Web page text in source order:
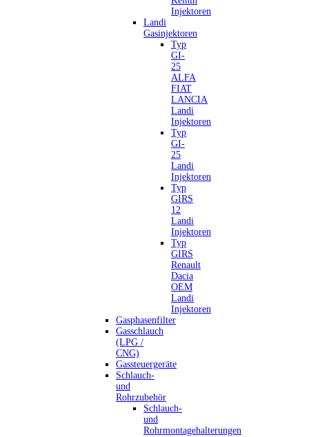
Injektoren
Landi
Gasinjektoren
Typ
GI-
25
ALFA
FIAT
LANCIA
Landi
Injektoren
Typ
GI-
25
Landi
Injektoren
Typ
GIRS
12
Landi
Injektoren
Typ
GIRS
Renault
Dacia
OEM
Landi
Injektoren
Gasphasenfilter
Gasschlauch
(LPG /
CNG)
Gassteuergeräte
Schlauch-
und
Rohrzubehör
Schlauch-
und
Rohrmontagehalterungen